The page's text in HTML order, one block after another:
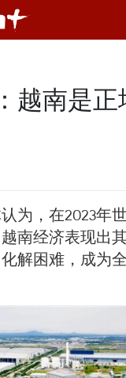
越南是
为，在2023年
南经济表现出
解困难，成为